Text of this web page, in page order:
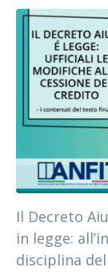
Il Decreto
in legge:
disciplina